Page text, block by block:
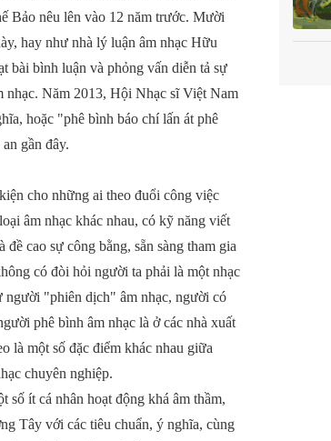
Bảo nêu lên vào 12 năm trước. Mười
hay như nhà lý luận âm nhạc Hữu
bài bình luận và phỏng vấn diễn tả sự
nhạc. Năm 2013, Hội Nhạc sĩ Việt Nam
hoặc "phê bình báo chí lấn át phê
gần đây.
cho những ai theo đuổi công việc
âm nhạc khác nhau, có kỹ năng viết
cao sự công bằng, sẵn sàng tham gia
có đòi hỏi người ta phải là một nhạc
người "phiên dịch" âm nhạc, người có
phê bình âm nhạc là ở các nhà xuất
là một số đặc điểm khác nhau giữa
chuyên nghiệp.
số ít cá nhân hoạt động khá âm thầm,
Tây với các tiêu chuẩn, ý nghĩa, cùng